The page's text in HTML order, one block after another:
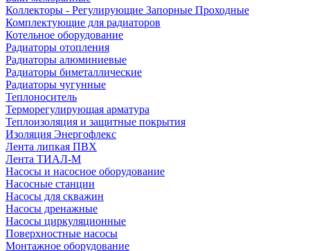
Коллекторы - Регулирующие Запорные Проходные
Комплектующие для радиаторов
Котельное оборудование
Радиаторы отопления
Радиаторы алюминиевые
Радиаторы биметаллические
Радиаторы чугунные
Теплоноситель
Терморегулирующая арматура
Теплоизоляция и защитные покрытия
Изоляция Энергофлекс
Лента липкая ПВХ
Лента ТИАЛ-М
Насосы и насосное оборудование
Насосные станции
Насосы для скважин
Насосы дренажные
Насосы циркуляционные
Поверхностные насосы
Монтажное оборудование